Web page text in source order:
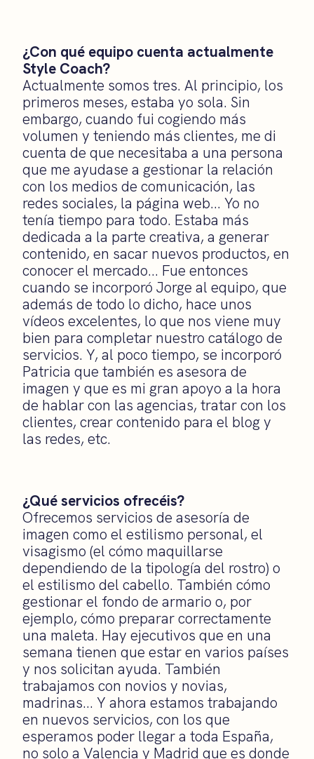
¿Con qué equipo cuenta actualmente
Style Coach?
Actualmente somos tres. Al principio, los
primeros meses, estaba yo sola. Sin
embargo, cuando fui cogiendo más
volumen y teniendo más clientes, me di
cuenta de que necesitaba a una persona
que me ayudase a gestionar la relación
con los medios de comunicación, las
redes sociales, la página web… Yo no
tenía tiempo para todo. Estaba más
dedicada a la parte creativa, a generar
contenido, en sacar nuevos productos, en
conocer el mercado… Fue entonces
cuando se incorporó Jorge al equipo, que
además de todo lo dicho, hace unos
vídeos excelentes, lo que nos viene muy
bien para completar nuestro catálogo de
servicios. Y, al poco tiempo, se incorporó
Patricia que también es asesora de
imagen y que es mi gran apoyo a la hora
de hablar con las agencias, tratar con los
clientes, crear contenido para el blog y
las redes, etc.
¿Qué servicios ofrecéis?
Ofrecemos servicios de asesoría de
imagen como el estilismo personal, el
visagismo (el cómo maquillarse
dependiendo de la tipología del rostro) o
el estilismo del cabello. También cómo
gestionar el fondo de armario o, por
ejemplo, cómo preparar correctamente
una maleta. Hay ejecutivos que en una
semana tienen que estar en varios países
y nos solicitan ayuda. También
trabajamos con novios y novias,
madrinas… Y ahora estamos trabajando
en nuevos servicios, con los que
esperamos poder llegar a toda España,
no solo a Valencia y Madrid que es donde